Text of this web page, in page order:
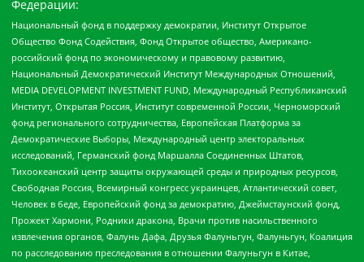
Федерации:
Национальный фонд в поддержку демократии, Институт Открытое
Общество Фонд Содействия, Фонд Открытое общество, Американо-
российский фонд по экономическому и правовому развитию,
Национальный Демократический Институт Международных Отношений,
MEDIA DEVELOPMENT INVESTMENT FUND, Международный Республиканский
Институт, Открытая Россия, Институт современной России, Черноморский
фонд регионального сотрудничества, Европейская Платформа за
Демократические Выборы, Международный центр электоральных
исследований, Германский фонд Маршалла Соединенных Штатов,
Тихоокеанский центр защиты окружающей среды и природных ресурсов,
Свободная Россия, Всемирный конгресс украинцев, Атлантический совет,
Человек в беде, Европейский фонд за демократию, Джеймстаунский фонд,
Прожект Хармони, Родники дракона, Врачи против насильственного
извлечения органов, Фалунь Дафа, Друзья Фалуньгун, Фалуньгун, Коалиция
по расследованию преследования в отношении Фалуньгун в Китае,